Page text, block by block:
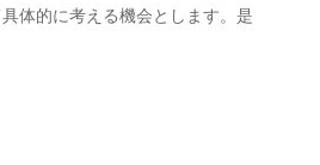
体的に考える機会とします。是